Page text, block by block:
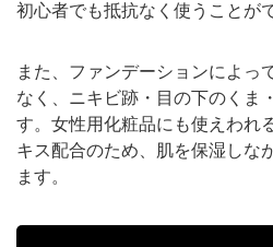
初心者でも抵抗なく使うことが
また、ファンデーションによっ
なく、ニキビ跡・目の下のくま
す。女性用化粧品にも使えわれ
キス配合のため、肌を保湿しな
ます。